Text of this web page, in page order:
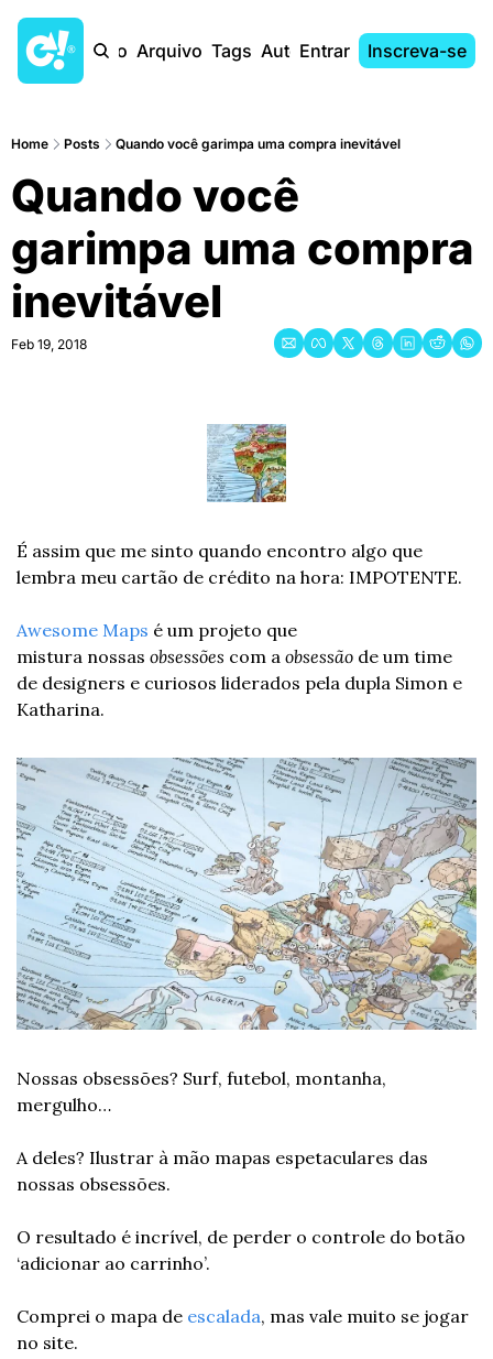
Início Arquivo Tags AutoresEntrar Inscreva-se
Home Posts Quando você garimpa uma compra inevitável
Quando você
garimpa uma compra
inevitável
Feb 19, 2018
É assim que me sinto quando encontro algo que
lembra meu cartão de crédito na hora: IMPOTENTE.
Awesome Maps é um projeto que
mistura nossas obsessões com a obsessão de um time
de designers e curiosos liderados pela dupla Simon e
Katharina.
Nossas obsessões? Surf, futebol, montanha,
mergulho…
A deles? Ilustrar à mão mapas espetaculares das
nossas obsessões.
O resultado é incrível, de perder o controle do botão
‘adicionar ao carrinho’.
Comprei o mapa de escalada, mas vale muito se jogar
no site.